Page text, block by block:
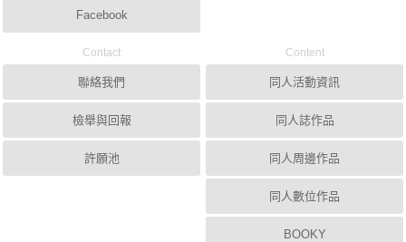
Facebook
Contact
聯絡我們
檢舉與回報
許願池
Content
同人活動資訊
同人誌作品
同人周邊作品
同人數位作品
BOOKY